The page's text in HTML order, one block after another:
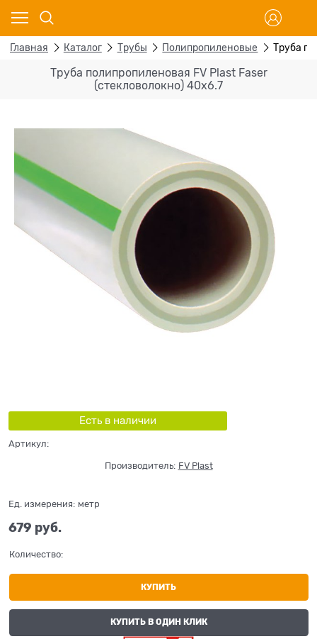
Главная Каталог Трубы Полипропиленовые Труба
Труба полипропиленовая FV Plast Faser
(стекловолокно) 40x6.7
Есть в наличии
Артикул:
Производитель: FV Plast
Ед. измерения: метр
679 руб.
Количество:
КУПИТЬ
КУПИТЬ В ОДИН КЛИК